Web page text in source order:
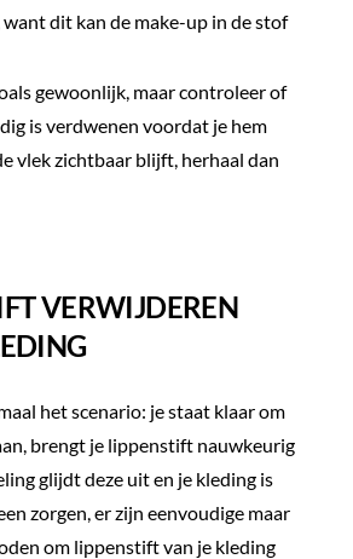
dit kan de make-up in de stof
gewoonlijk, maar controleer of
is verdwenen voordat je hem
vlek zichtbaar blijft, herhaal dan
VERWIJDEREN
het scenario: je staat klaar om
brengt je lippenstift nauwkeurig
glijdt deze uit en je kleding is
zorgen, er zijn eenvoudige maar
om lippenstift van je kleding